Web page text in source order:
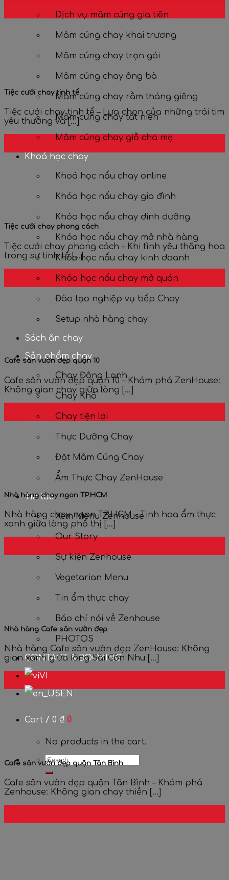
Dịch vụ mâm cúng gia tiên
Mâm cúng chay khai trương
Mâm cúng chay trọn gói
Mâm cúng chay ông bà
Mâm cúng chay rằm tháng giêng
Mâm cúng chay tất niên
Mâm cúng chay giỗ cha mẹ
Khoá học chay
Khoá học nấu chay online
Khóa học nấu chay gia đình
Khóa học nấu chay dinh dưỡng
Khóa học nấu chay mở nhà hàng
Khóa học nấu chay kinh doanh
Khóa học nấu chay mở quán
Đào tạo nghiệp vụ bếp Chay
Setup nhà hàng chay
Sách ăn chay
Sản phẩm chay
Chay Đông Lạnh
Chay Khô
Chay tiện lợi
Thực Dưỡng Chay
Đặt Mâm Cúng Chay
Ẩm Thực Chay ZenHouse
Tin tức
Xem Menu Zenhouse
Our Story
Sự kiện Zenhouse
Vegetarian Menu
Tin ẩm thực chay
Báo chí nói về Zenhouse
PHOTOS
CONTACT & BOOKING
VI
EN
Cart / 0 ₫ 0
No products in the cart.
Tiệc cưới chay tinh tế
Tiệc cưới chay tinh tế – Lựa chọn của những trái tim
yêu thương và [...]
Tiệc cưới chay phong cách
Tiệc cưới chay phong cách – Khi tình yêu thăng hoa
trong sự tinh tế [...]
Cafe sân vườn đẹp quận 10
Cafe sân vườn đẹp quận 10 – Khám phá ZenHouse:
Không gian chay giữa lòng [...]
Nhà hàng chay ngon TP.HCM
Nhà hàng chay ngon TP.HCM – Tinh hoa ẩm thực
xanh giữa lòng phố thị [...]
Nhà hàng Cafe sân vườn đẹp
Nhà hàng Cafe sân vườn đẹp ZenHouse: Không
gian xanh giữa lòng Sài Gòn Nhu [...]
Cafe sân vườn đẹp quận Tân Bình
Cafe sân vườn đẹp quận Tân Bình – Khám phá
Zenhouse: Không gian chay thiền [...]